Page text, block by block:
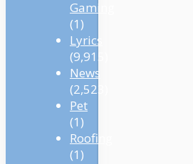
Gaming
(1)
Lyrics
(9,915)
News
(2,523)
Pet
(1)
Roofing
(1)